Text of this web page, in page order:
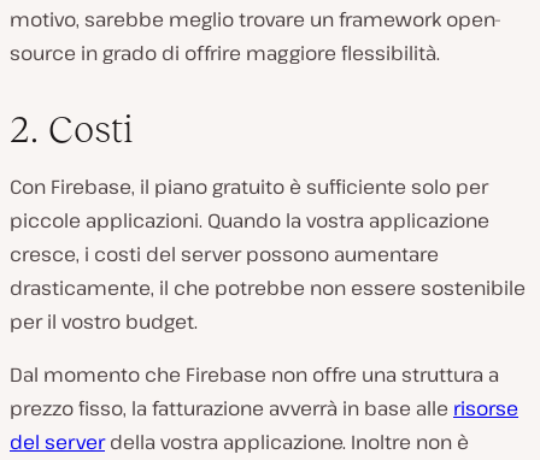
motivo, sarebbe meglio trovare un framework open-
source in grado di offrire maggiore flessibilità.
2. Costi
Con Firebase, il piano gratuito è sufficiente solo per
piccole applicazioni. Quando la vostra applicazione
cresce, i costi del server possono aumentare
drasticamente, il che potrebbe non essere sostenibile
per il vostro budget.
Dal momento che Firebase non offre una struttura a
prezzo fisso, la fatturazione avverrà in base alle risorse
del serverdella vostra applicazione. Inoltre non è